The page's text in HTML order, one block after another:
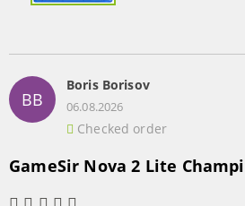
BB
Boris Borisov
06.08.2026
Checked order
GameSir Nova 2 Lite